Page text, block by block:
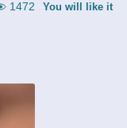
1472 You will like it